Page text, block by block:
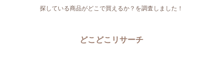
探している商品がどこで買えるか？を調査しました！
どこどこリサーチ